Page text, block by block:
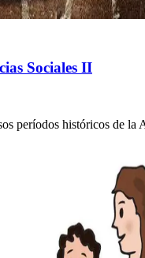
Sociales II
períodos históricos de la